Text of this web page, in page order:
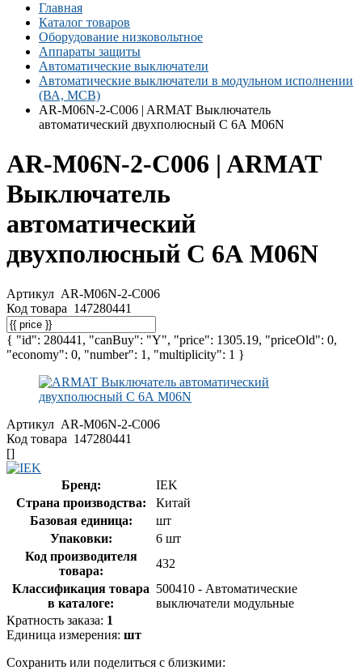
Главная
Каталог товаров
Оборудование низковольтное
Аппараты защиты
Автоматические выключатели
Автоматические выключатели в модульном исполнении
(ВА, MCB)
AR-M06N-2-C006 | ARMAT Выключатель
автоматический двухполюсный C 6А M06N
AR-M06N-2-C006 | ARMAT
Выключатель
автоматический
двухполюсный C 6А M06N
Артикул AR-M06N-2-C006
Код товара 147280441
{ "id": 280441, "canBuy": "Y", "price": 1305.19, "priceOld": 0,
"economy": 0, "number": 1, "multiplicity": 1 }
Артикул AR-M06N-2-C006
Код товара 147280441
[]
Бренд:
IEK
Страна производства:
Китай
Базовая единица:
шт
Упаковки:
6 шт
Код производителя
товара:
432
Классификация товара
в каталоге:
500410 - Автоматические
выключатели модульные
Кратность заказа: 1
Единица измерения: шт
Сохранить или поделиться с близкими: